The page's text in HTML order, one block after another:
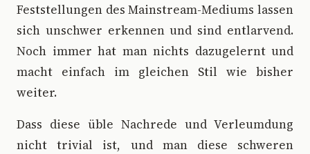
Feststellungen des Mainstream-Mediums lassen
sich unschwer erkennen und sind entlarvend.
Noch immer hat man nichts dazugelernt und
macht einfach im gleichen Stil wie bisher
weiter.
Dass diese üble Nachrede und Verleumdung
nicht trivial ist, und man diese schweren